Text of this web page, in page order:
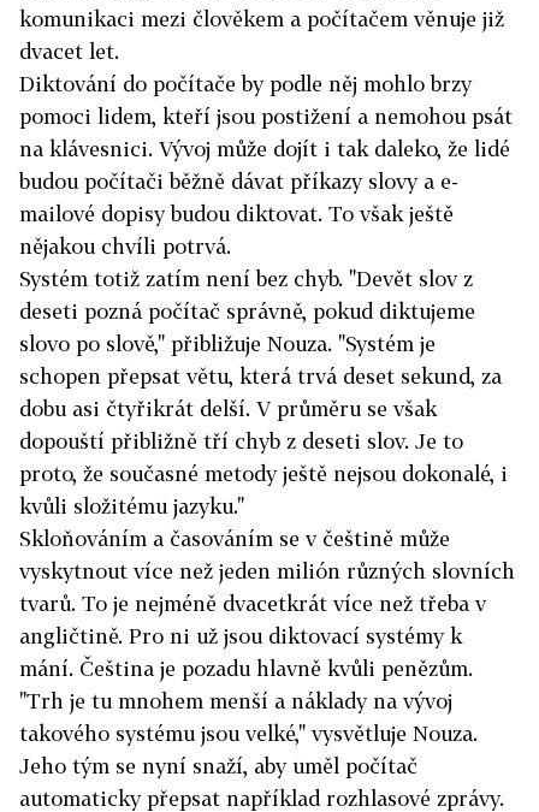
komunikaci mezi člověkem a počítačem věnuje již
dvacet let.
Diktování do počítače by podle něj mohlo brzy
pomoci lidem, kteří jsou postižení a nemohou psát
na klávesnici. Vývoj může dojít i tak daleko, že lidé
budou počítači běžně dávat příkazy slovy a e-
mailové dopisy budou diktovat. To však ještě
nějakou chvíli potrvá.
Systém totiž zatím není bez chyb. "Devět slov z
deseti pozná počítač správně, pokud diktujeme
slovo po slově," přibližuje Nouza. "Systém je
schopen přepsat větu, která trvá deset sekund, za
dobu asi čtyřikrát delší. V průměru se však
dopouští přibližně tří chyb z deseti slov. Je to
proto, že současné metody ještě nejsou dokonalé, i
kvůli složitému jazyku."
Skloňováním a časováním se v češtině může
vyskytnout více než jeden milión různých slovních
tvarů. To je nejméně dvacetkrát více než třeba v
angličtině. Pro ni už jsou diktovací systémy k
mání. Čeština je pozadu hlavně kvůli penězům.
"Trh je tu mnohem menší a náklady na vývoj
takového systému jsou velké," vysvětluje Nouza.
Jeho tým se nyní snaží, aby uměl počítač
automaticky přepsat například rozhlasové zprávy.